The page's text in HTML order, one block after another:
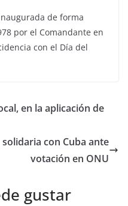
de forma
por el Comandante en
con el Día del
en la aplicación de
con Cuba ante
votación en ONU
gustar